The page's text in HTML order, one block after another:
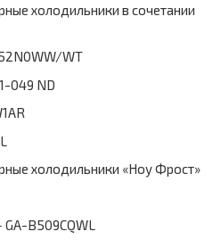
холодильники в сочетании
WT
049 ND
холодильники «Ноу Фрост»
GA-B509CQWL